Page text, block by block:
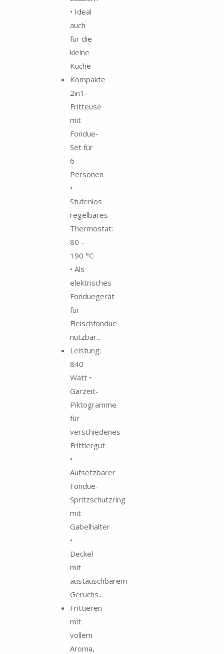
• Ideal
auch
für die
kleine
Küche
Kompakte
2in1-
Fritteuse
mit
Fondue-
Set für
6
Personen
•
Stufenlos
regelbares
Thermostat:
80 -
190 °C
• Als
elektrisches
Fonduegerät
für
Fleischfondue
nutzbar...
Leistung:
840
Watt •
Garzeit-
Piktogramme
für
verschiedenes
Frittiergut
•
Aufsetzbarer
Fondue-
Spritzschutzring
mit
Gabelhalter
•
Deckel
mit
austauschbarem
Geruchs...
Frittieren
mit
vollem
Aroma,